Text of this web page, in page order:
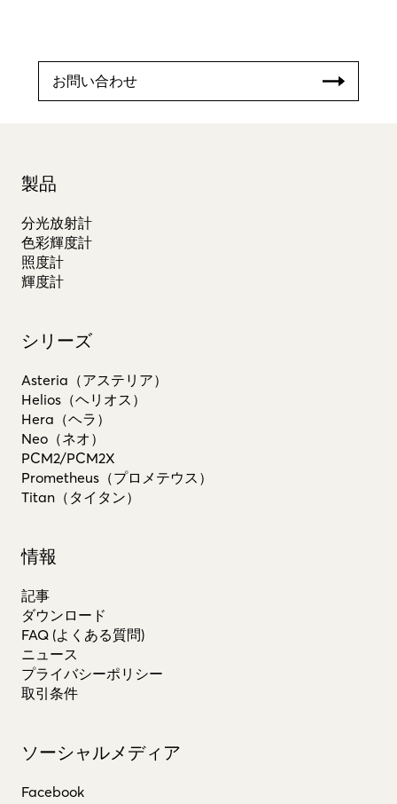
お問い合わせ
製品
分光放射計
色彩輝度計
照度計
輝度計
シリーズ
Asteria（アステリア）
Helios（ヘリオス）
Hera（ヘラ）
Neo（ネオ）
PCM2/PCM2X
Prometheus（プロメテウス）
Titan（タイタン）
情報
記事
ダウンロード
FAQ (よくある質問)
ニュース
プライバシーポリシー
取引条件
ソーシャルメディア
Facebook